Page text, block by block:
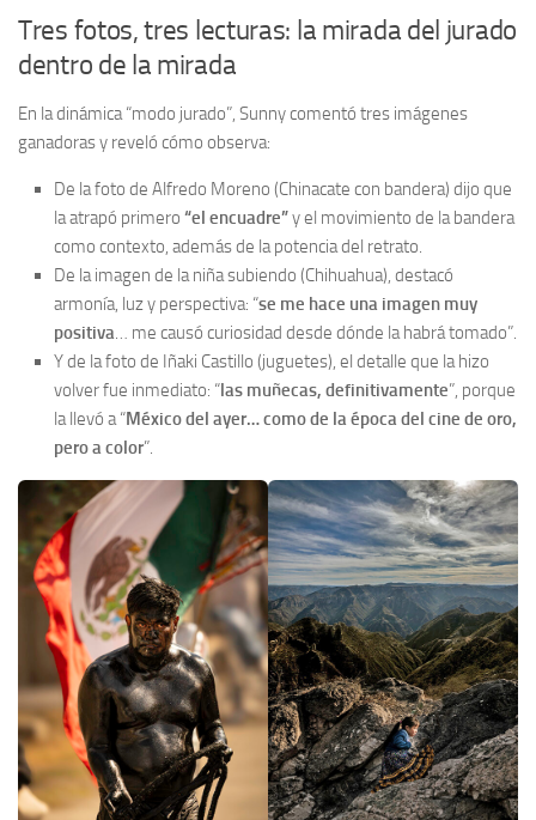
Tres fotos, tres lecturas: la mirada del jurado
dentro de la mirada
En la dinámica “modo jurado”, Sunny comentó tres imágenes
ganadoras y reveló cómo observa:
De la foto de Alfredo Moreno (Chinacate con bandera) dijo que
la atrapó primero “el encuadre”y el movimiento de la bandera
como contexto, además de la potencia del retrato.
De la imagen de la niña subiendo (Chihuahua), destacó
armonía, luz y perspectiva: “se me hace una imagen muy
positiva… me causó curiosidad desde dónde la habrá tomado”.
Y de la foto de Iñaki Castillo (juguetes), el detalle que la hizo
volver fue inmediato: “las muñecas, definitivamente”, porque
la llevó a “México del ayer… como de la época del cine de oro,
pero a color”.